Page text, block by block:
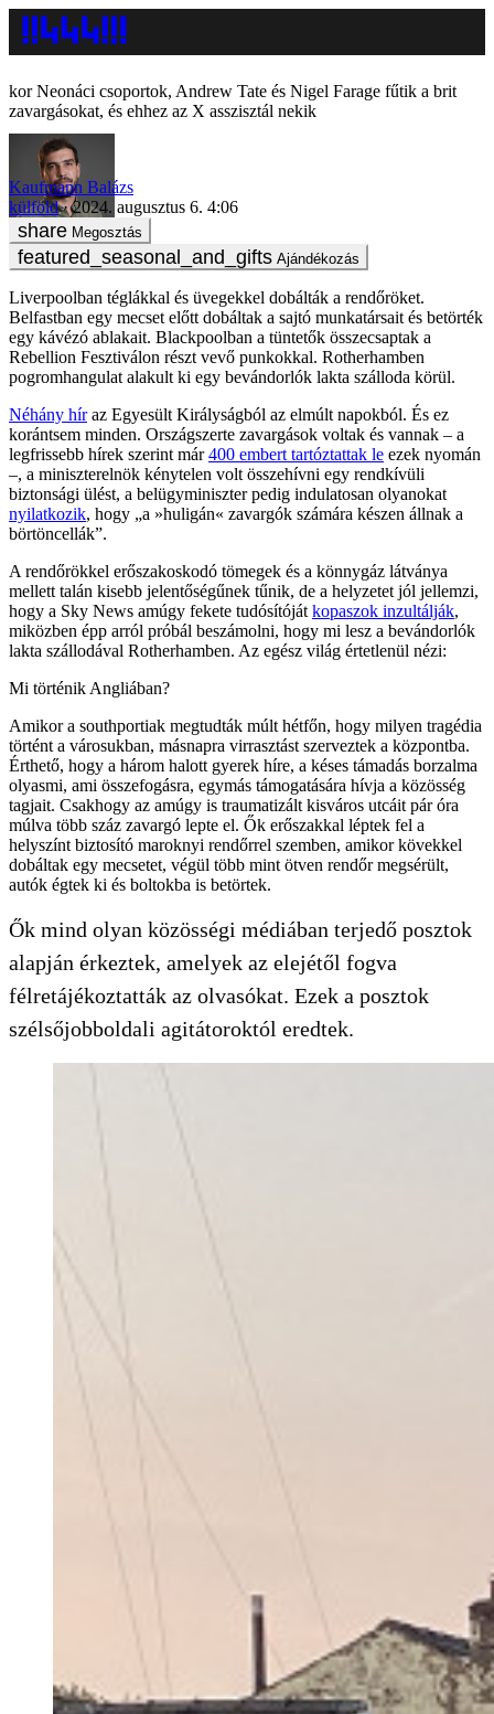
Neonáci csoportok, Andrew Tate és Nigel Farage fűtik a brit
zavargásokat, és ehhez az X asszisztál nekik
Kaufmann Balázs
külföld
2024. augusztus 6. 4:06
Megosztás
Ajándékozás
Liverpoolban téglákkal és üvegekkel dobálták a rendőröket.
Belfastban egy mecset előtt dobáltak a sajtó munkatársait és betörték
egy kávézó ablakait. Blackpoolban a tüntetők összecsaptak a
Rebellion Fesztiválon részt vevő punkokkal. Rotherhamben
pogromhangulat alakult ki egy bevándorlók lakta szálloda körül.
Néhány híraz Egyesült Királyságból az elmúlt napokból. És ez
korántsem minden. Országszerte zavargások voltak és vannak – a
legfrissebb hírek szerint már400 embert tartóztattak le ezek nyomán
–, a miniszterelnök kénytelen volt összehívni egy rendkívüli
biztonsági ülést, a belügyminiszter pedig indulatosan olyanokat
nyilatkozik, hogy „a »huligán« zavargók számára készen állnak a
börtöncellák”.
A rendőrökkel erőszakoskodó tömegek és a könnygáz látványa
mellett talán kisebb jelentőségűnek tűnik, de a helyzetet jól jellemzi,
hogy a Sky News amúgy fekete tudósítóját kopaszok inzultálják,
miközben épp arról próbál beszámolni, hogy mi lesz a bevándorlók
lakta szállodával Rotherhamben. Az egész világ értetlenül nézi:
Mi történik Angliában?
Amikor a southportiak megtudták múlt hétfőn, hogy milyen tragédia
történt a városukban, másnapra virrasztást szerveztek a központba.
Érthető, hogy a három halott gyerek híre, a késes támadás borzalma
olyasmi, ami összefogásra, egymás támogatására hívja a közösség
tagjait. Csakhogy az amúgy is traumatizált kisváros utcáit pár óra
múlva több száz zavargó lepte el. Ők erőszakkal léptek fel a
helyszínt biztosító maroknyi rendőrrel szemben, amikor kövekkel
dobáltak egy mecsetet, végül több mint ötven rendőr megsérült,
autók égtek ki és boltokba is betörtek.
Ők mind olyan közösségi médiában terjedő posztok
alapján érkeztek, amelyek az elejétől fogva
félretájékoztatták az olvasókat. Ezek a posztok
szélsőjobboldali agitátoroktól eredtek.